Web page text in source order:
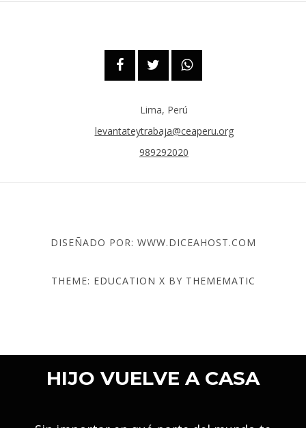
Lima, Perú
levantateytrabaja@ceaperu.org
989292020
DISEÑADO POR: WWW.DICEAHOST.COM
THEME: EDUCATION X BY THEMEMATIC
HIJO VUELVE A CASA